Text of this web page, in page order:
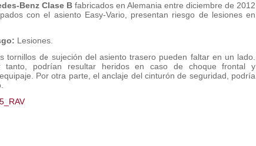
Benz Clase B fabricados en Alemania entre diciembre de 2012
con el asiento Easy-Vario, presentan riesgo de lesiones en
Lesiones.
tornillos de sujeción del asiento trasero pueden faltar en un lado.
tanto, podrían resultar heridos en caso de choque frontal y
Por otra parte, el anclaje del cinturón de seguridad, podría